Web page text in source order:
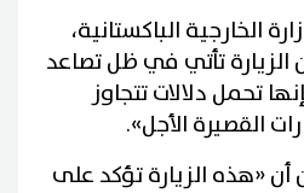
الخارجية الباكستانية،
الزيارة تأتي في ظل تصاعد
تحمل دلالات تتجاوز
القصيرة الأجل».
أن «هذه الزيارة تؤكد على